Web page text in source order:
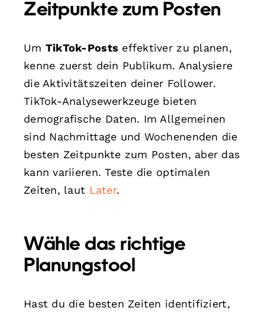
Zeitpunkte zum Posten
Um TikTok-Posts effektiver zu planen,
kenne zuerst dein Publikum. Analysiere
die Aktivitätszeiten deiner Follower.
TikTok-Analysewerkzeuge bieten
demografische Daten. Im Allgemeinen
sind Nachmittage und Wochenenden die
besten Zeitpunkte zum Posten, aber das
kann variieren. Teste die optimalen
Zeiten, laut Later.
Wähle das richtige
Planungstool
Hast du die besten Zeiten identifiziert,